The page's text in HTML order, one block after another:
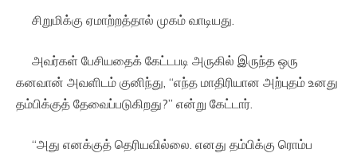
சிறுமிக்கு ஏமாற்றத்தால் முகம் வாடியது.
அவர்கள் பேசியதைக் கேட்டபடி அருகில் இருந்த ஒரு
கனவான் அவளிடம் குனிந்து, “எந்த மாதிரியான அற்புதம் உனது
தம்பிக்குத் தேவைப்படுகிறது?” என்று கேட்டார்.
“அது எனக்குத் தெரியவில்லை. எனது தம்பிக்கு ரொம்ப